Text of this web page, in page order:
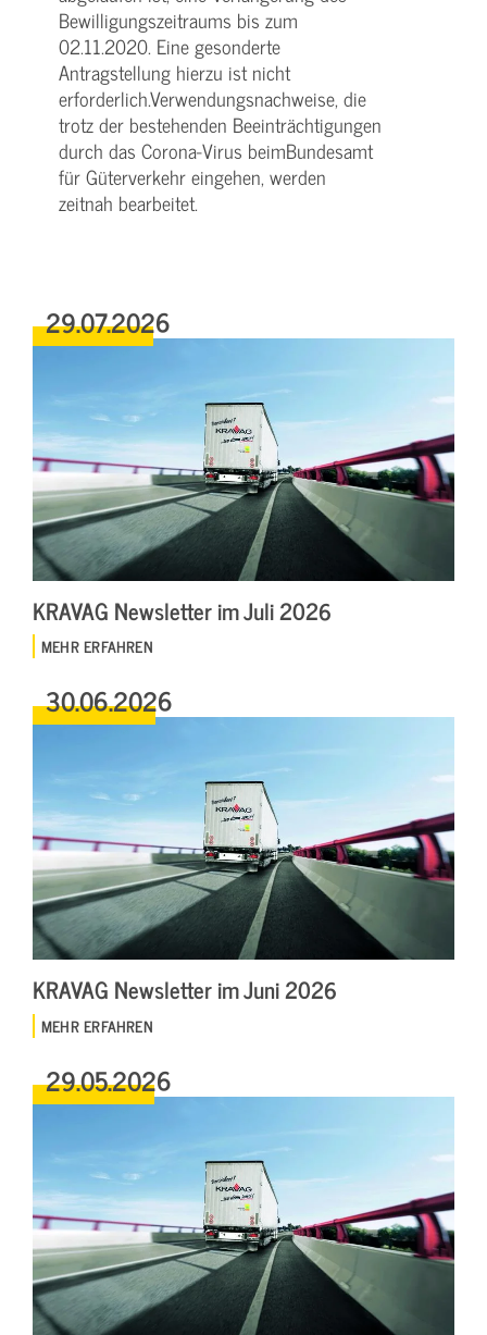
Bewilligungszeitraums bis zum
02.11.2020. Eine gesonderte
Antragstellung hierzu ist nicht
erforderlich.Verwendungsnachweise, die
trotz der bestehenden Beeinträchtigungen
durch das Corona-Virus beimBundesamt
für Güterverkehr eingehen, werden
zeitnah bearbeitet.
29.07.2026
KRAVAG Newsletter im Juli 2026
MEHR ERFAHREN
30.06.2026
KRAVAG Newsletter im Juni 2026
MEHR ERFAHREN
29.05.2026